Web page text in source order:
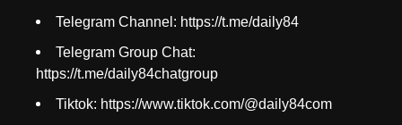
Telegram Channel: https://t.me/daily84
Telegram Group Chat:
https://t.me/daily84chatgroup
Tiktok: https://www.tiktok.com/@daily84com